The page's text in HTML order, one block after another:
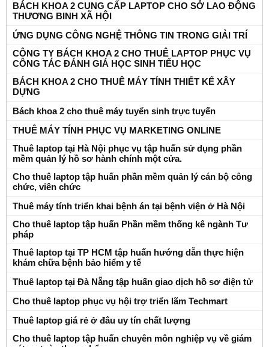
BÁCH KHOA 2 CUNG CẤP LAPTOP CHO SỞ LAO ĐỘNG
THƯƠNG BINH XÃ HỘI
ỨNG DỤNG CÔNG NGHỆ THÔNG TIN TRONG GIẢI TRÍ
CÔNG TY BÁCH KHOA 2 CHO THUÊ LAPTOP PHỤC VỤ
CÔNG TÁC ĐÁNH GIÁ HỌC SINH TIỂU HỌC
BÁCH KHOA 2 CHO THUÊ MÁY TÍNH THIẾT KẾ XÂY
DỰNG
Bách khoa 2 cho thuê máy tuyển sinh trực tuyến
THUÊ MÁY TÍNH PHỤC VỤ MARKETING ONLINE
Thuê laptop tại Hà Nội phục vụ tập huấn sử dụng phần
mềm quản lý hồ sơ hành chính một cửa.
Cho thuê laptop tập huấn phần mềm quản lý cán bộ công
chức, viên chức
Thuê máy tính triển khai bệnh án tại bệnh viện ở Hà Nội
Cho thuê laptop tập huấn Phần mềm thống kê ngành Tư
pháp
Thuê laptop tại TP HCM tập huấn hướng dẫn thực hiện
khám chữa bệnh bảo hiểm y tế
Thuê laptop tại Đà Nẵng tập huấn giao dịch hồ sơ điện tử
Cho thuê laptop phục vụ hội trợ triển lãm Techmart
Thuê laptop giá rẻ ở đâu uy tín chất lượng
Cho thuê laptop tập huấn chuyên môn nghiệp vụ về giám